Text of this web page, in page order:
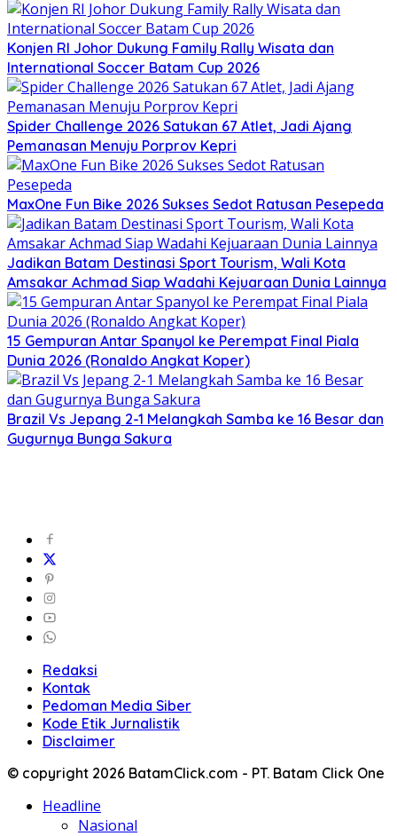
Konjen RI Johor Dukung Family Rally Wisata dan
International Soccer Batam Cup 2026
Spider Challenge 2026 Satukan 67 Atlet, Jadi Ajang
Pemanasan Menuju Porprov Kepri
MaxOne Fun Bike 2026 Sukses Sedot Ratusan Pesepeda
Jadikan Batam Destinasi Sport Tourism, Wali Kota
Amsakar Achmad Siap Wadahi Kejuaraan Dunia Lainnya
15 Gempuran Antar Spanyol ke Perempat Final Piala
Dunia 2026 (Ronaldo Angkat Koper)
Brazil Vs Jepang 2-1 Melangkah Samba ke 16 Besar dan
Gugurnya Bunga Sakura
Redaksi
Kontak
Pedoman Media Siber
Kode Etik Jurnalistik
Disclaimer
© copyright 2026 BatamClick.com - PT. Batam Click One
Headline
Nasional